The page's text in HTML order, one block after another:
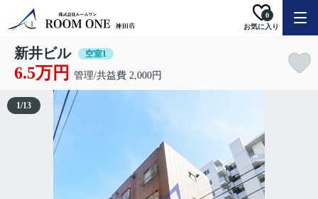
お気に入り
0
新井ビル 空室1
6.5万円 管理/共益費 2,000円
1/13